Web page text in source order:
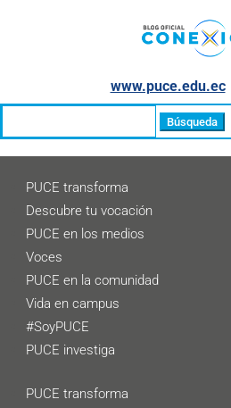
www.puce.edu.ec│
PUCE transforma
Descubre tu vocación
PUCE en los medios
Voces
PUCE en la comunidad
Vida en campus
#SoyPUCE
PUCE investiga
PUCE transforma